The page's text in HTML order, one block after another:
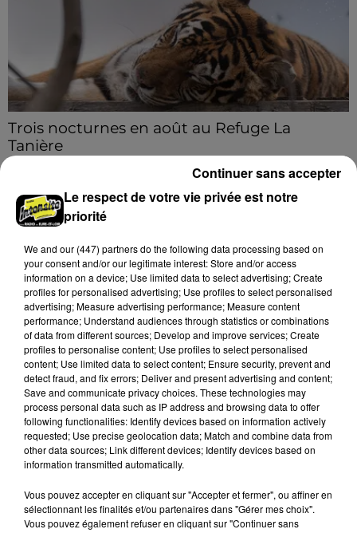
Trois nocturnes en août au Refuge La
Tanière
A LA UNE
Coupe de France : les basketteurs chartrains
connaissent la...
Le C'CMBM affrontera un autre club de la région
Centre à l'occasion des 32es de finale de la Coupe de
Le respect de votre vie privée est notre
priorité
We and our (447) partnersdo the following data processing based on
your consent and/or our legitimate interest: Store and/or access
information on a device; Use limited data to select advertising; Create
profiles for personalised advertising; Use profiles to select personalised
advertising; Measure advertising performance; Measure content
performance; Understand audiences through statistics or combinations
of data from different sources; Develop and improve services; Create
profiles to personalise content; Use profiles to select personalised
content; Use limited data to select content; Ensure security, prevent and
detect fraud, and fix errors; Deliver and present advertising and content;
Save and communicate privacy choices. These technologies may
process personal data such as IP address and browsing data to offer
following functionalities: Identify devices based on information actively
requested; Use precise geolocation data; Match and combine data from
other data sources; Link different devices; Identify devices based on
information transmitted automatically.
Vous pouvez accepter en cliquant sur "Accepter et fermer", ou affiner en
sélectionnant les finalités et/ou partenaires dans "Gérer mes choix".
Vous pouvez également refuser en cliquant sur "Continuer sans
Continuer sans accepter